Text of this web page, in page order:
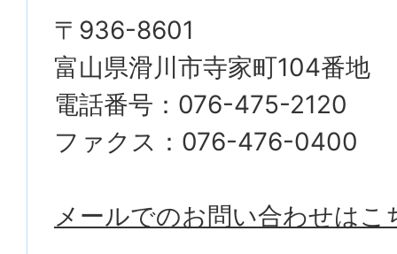
〒936-8601
富山県滑川市寺家町104番地
電話番号：076-475-2120
ファクス：076-476-0400
メールでのお問い合わせはこ